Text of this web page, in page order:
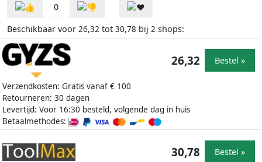
0
Beschikbaar voor 26,32 tot 30,78 bij 2 shops:
Verzendkosten: Gratis vanaf € 100
Retourneren: 30 dagen
Levertijd: Voor 16:30 besteld, volgende dag in huis
Betaalmethodes:
26,32 Bestel »
30,78 Bestel »